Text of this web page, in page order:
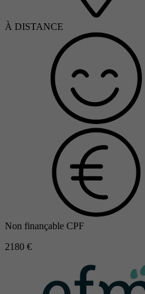
À DISTANCE
Non finançable CPF
2180 €